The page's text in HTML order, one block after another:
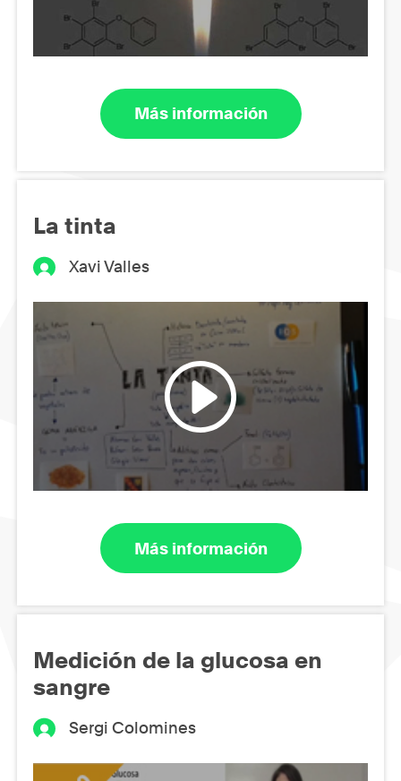
Más información
La tinta
Xavi Valles
Más información
Medición de la glucosa en
sangre
Sergi Colomines